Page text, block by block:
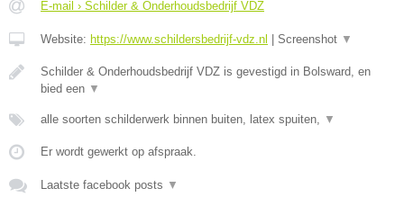
E-mail › Schilder & Onderhoudsbedrijf VDZ
Website: https://www.schildersbedrijf-vdz.nl Screenshot ▼
Schilder & Onderhoudsbedrijf VDZ is gevestigd in Bolsward, en
bied een ▼
alle soorten schilderwerk binnen buiten, latex spuiten, ▼
Er wordt gewerkt op afspraak.
Laatste facebook posts ▼